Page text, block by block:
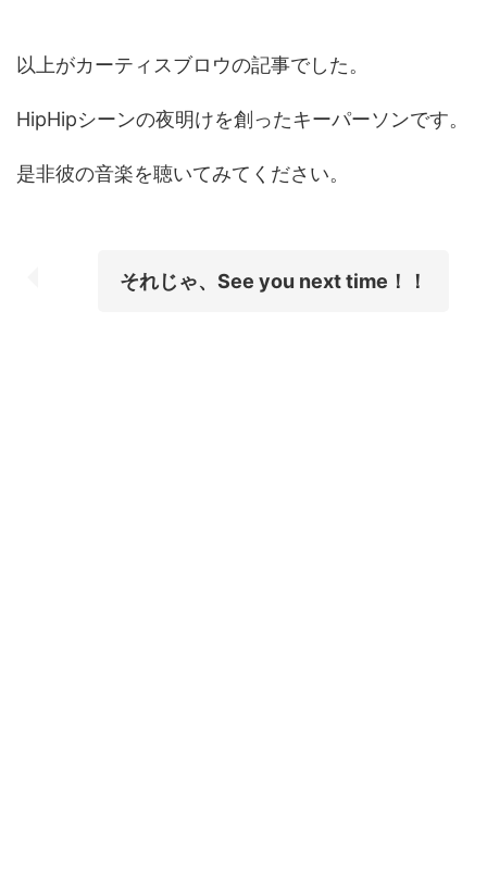
以上がカーティスブロウの記事でした。
HipHipシーンの夜明けを創ったキーパーソンです。
是非彼の音楽を聴いてみてください。
それじゃ、See you next time！！